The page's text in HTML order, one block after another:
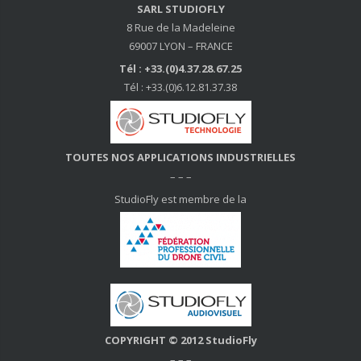
SARL STUDIOFLY
8 Rue de la Madeleine
69007 LYON – FRANCE
Tél : +33.(0)4.37.28.67.25
Tél : +33.(0)6.12.81.37.38
TOUTES NOS APPLICATIONS INDUSTRIELLES
– – –
StudioFly est membre de la
COPYRIGHT © 2012 StudioFly